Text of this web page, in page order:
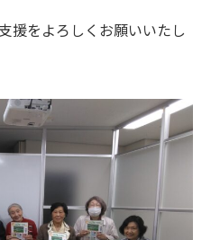
援をよろしくお願いいたし